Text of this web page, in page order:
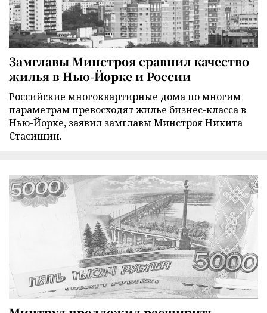
Замглавы Минстроя сравнил качество
жилья в Нью-Йорке и России
Российские многоквартирные дома по многим
параметрам превосходят жилье бизнес-класса в
Нью-Йорке, заявил замглавы Минстроя Никита
Стасишин.